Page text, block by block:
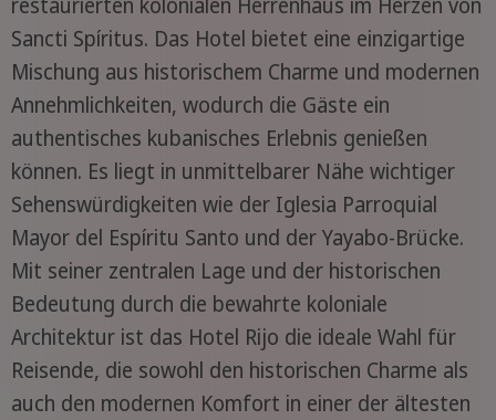
Sancti Spíritus. Das Hotel bietet eine einzigartige
Mischung aus historischem Charme und modernen
Annehmlichkeiten, wodurch die Gäste ein
authentisches kubanisches Erlebnis genießen
können. Es liegt in unmittelbarer Nähe wichtiger
Sehenswürdigkeiten wie der Iglesia Parroquial
Mayor del Espíritu Santo und der Yayabo-Brücke.
Mit seiner zentralen Lage und der historischen
Bedeutung durch die bewahrte koloniale
Architektur ist das Hotel Rijo die ideale Wahl für
Reisende, die sowohl den historischen Charme als
auch den modernen Komfort in einer der ältesten